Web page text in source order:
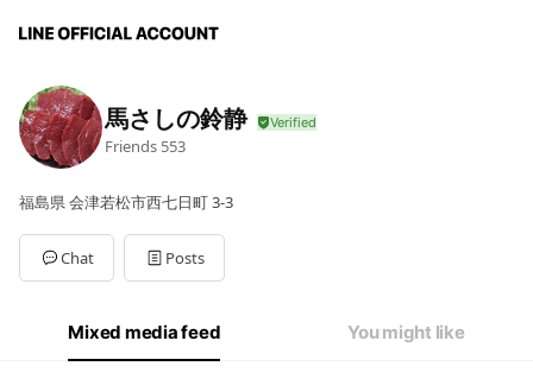
馬さしの鈴静
Friends 553
福島県 会津若松市西七日町 3-3
Chat Posts
Mixed media feed You might like